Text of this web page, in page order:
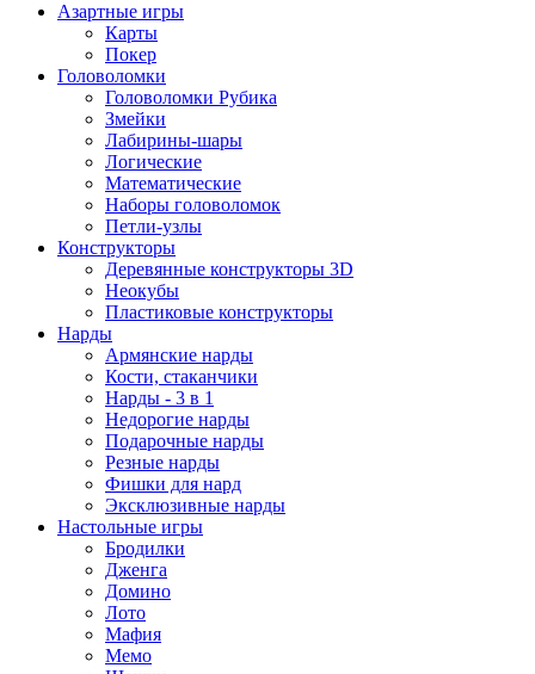
Азартные игры
Карты
Покер
Головоломки
Головоломки Рубика
Змейки
Лабирины-шары
Логические
Математические
Наборы головоломок
Петли-узлы
Конструкторы
Деревянные конструкторы 3D
Неокубы
Пластиковые конструкторы
Нарды
Армянские нарды
Кости, стаканчики
Нарды - 3 в 1
Недорогие нарды
Подарочные нарды
Резные нарды
Фишки для нард
Эксклюзивные нарды
Настольные игры
Бродилки
Дженга
Домино
Лото
Мафия
Мемо